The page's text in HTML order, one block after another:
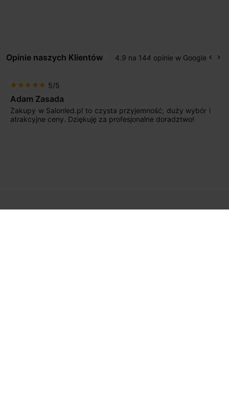
Opinie naszych Klientów 4.9 na 144 opinie w Google keyboard_arrow_left keyboard_arrow_right
starstarstarstarstar 5/5
Max777
Jestem bardzo zadowolony. Przede wszystkim od
początku uderzyło mnie profesjonalne podejście